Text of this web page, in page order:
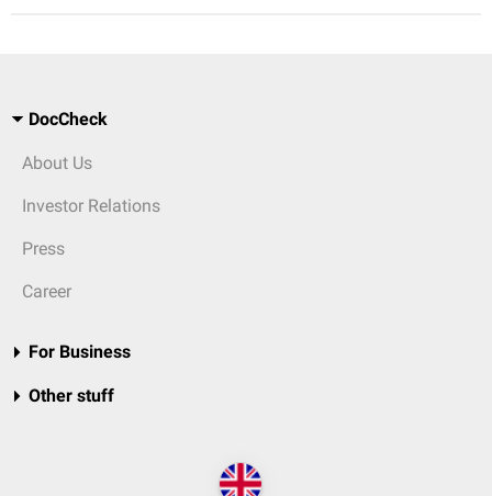
DocCheck
About Us
Investor Relations
Press
Career
For Business
Other stuff